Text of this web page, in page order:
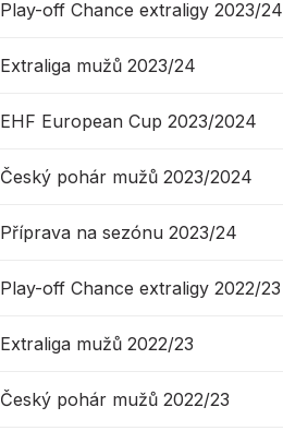
Play-off Chance extraligy 2023/24
Extraliga mužů 2023/24
EHF European Cup 2023/2024
Český pohár mužů 2023/2024
Příprava na sezónu 2023/24
Play-off Chance extraligy 2022/23
Extraliga mužů 2022/23
Český pohár mužů 2022/23